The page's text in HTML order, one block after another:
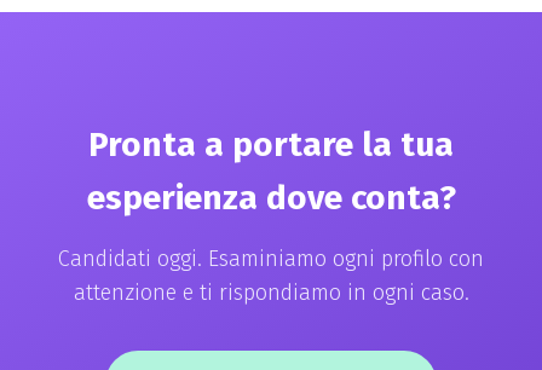
obbligati.
Pronta a portare la tua
esperienza dove conta?
Candidati oggi. Esaminiamo ogni profilo con
attenzione e ti rispondiamo in ogni caso.